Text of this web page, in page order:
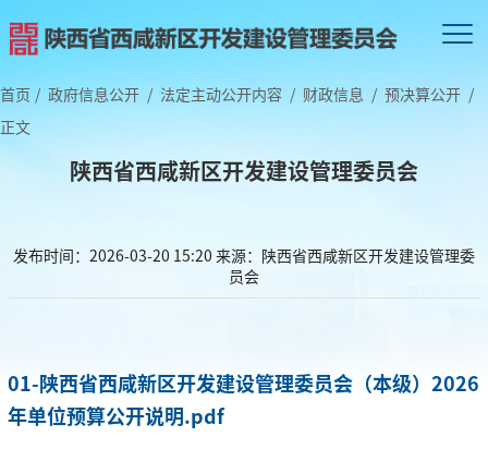
首页 / 政府信息公开 / 法定主动公开内容 / 财政信息 / 预决算公开 /
正文
陕西省西咸新区开发建设管理委员会
发布时间：2026-03-20 15:20 来源：陕西省西咸新区开发建设管理委
员会
01-陕西省西咸新区开发建设管理委员会（本级）2026
年单位预算公开说明.pdf